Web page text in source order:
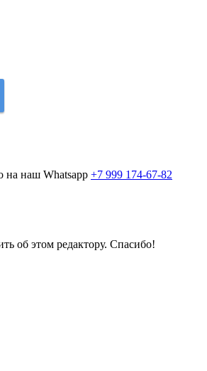
на наш Whatsapp +7 999 174-67-82
об этом редактору. Спасибо!